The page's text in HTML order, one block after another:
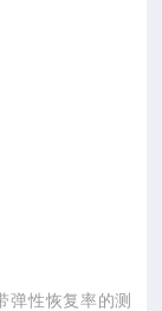
弹性恢复率的测